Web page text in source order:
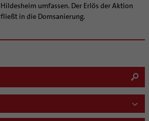
Hildesheim umfassen. Der Erlös der Aktion
fließt in die Domsanierung.